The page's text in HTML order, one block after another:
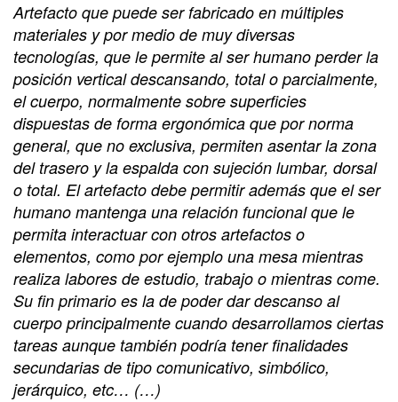
Artefacto que puede ser fabricado en múltiples
materiales y por medio de muy diversas
tecnologías, que le permite al ser humano perder la
posición vertical descansando, total o parcialmente,
el cuerpo, normalmente sobre superficies
dispuestas de forma ergonómica que por norma
general, que no exclusiva, permiten asentar la zona
del trasero y la espalda con sujeción lumbar, dorsal
o total. El artefacto debe permitir además que el ser
humano mantenga una relación funcional que le
permita interactuar con otros artefactos o
elementos, como por ejemplo una mesa mientras
realiza labores de estudio, trabajo o mientras come.
Su fin primario es la de poder dar descanso al
cuerpo principalmente cuando desarrollamos ciertas
tareas aunque también podría tener finalidades
secundarias de tipo comunicativo, simbólico,
jerárquico, etc… (…)